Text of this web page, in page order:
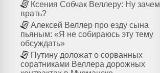
Ксения Собчак Веллеру: Ну зачем
врать?
Алексей Веллер про езду сына
пьяным: «Я не собираюсь эту тему
обсуждать»
Путину доложат о сорванных
соратниками Веллера дорожных